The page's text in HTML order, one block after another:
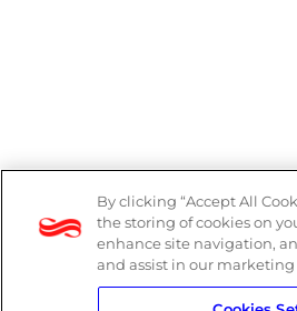
By clicking “Accept All
the storing of cookies on
enhance site navigation,
and assist in our marketing